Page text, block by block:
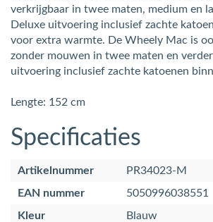
verkrijgbaar in twee maten, medium en
Deluxe uitvoering inclusief zachte
voor extra warmte. De Wheely Mac is
zonder mouwen in twee maten en
uitvoering inclusief zachte katoenen
Lengte: 152 cm
Specificaties
Artikelnummer
PR34023-M
EAN nummer
5050996038551
Kleur
Blauw